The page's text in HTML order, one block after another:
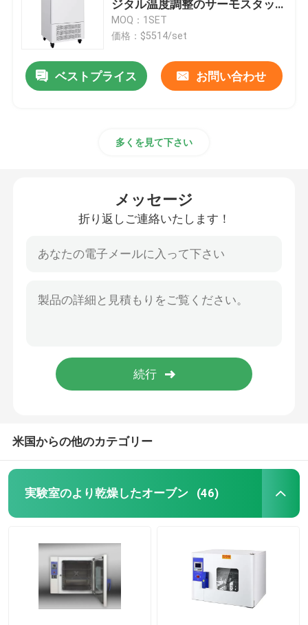
軌道シェーカーの定温器
二酸化炭素の定温器
血小板インキュベーターアジテーター
マッフル炉
実験用ウォーターバス
ジタル温度調整のサーモスタッ
トの定温器
MOQ：1SET
価格：$5514/set
ベストプライス お問い合わせ
多くを見て下さい
メッセージ
折り返しご連絡いたします！
米国からの他のカテゴリー
実験室のより乾燥したオーブン (46)